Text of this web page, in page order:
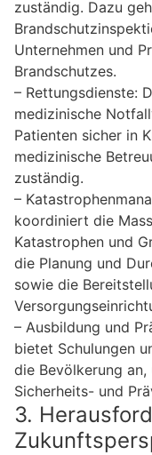
zuständig. Dazu
Unternehmen und
Brandschutzes.
– Rettungsdienste:
medizinische
Patienten sicher in
medizinische
zuständig.
–
koordiniert die
Katastrophen und
die Planung und
sowie die
– Ausbildung und
bietet Schulungen
die Bevölkerung
Sicherheits- und
3.